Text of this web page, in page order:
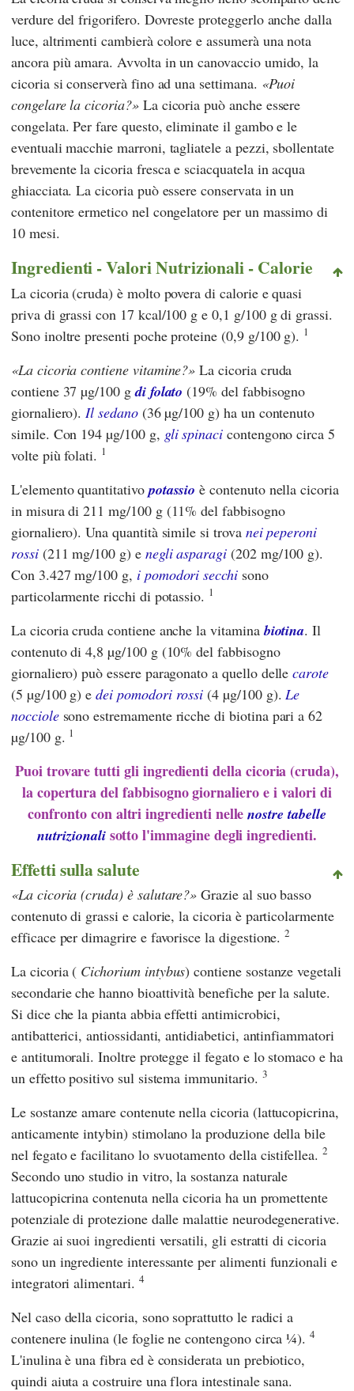
verdure del frigorifero. Dovreste proteggerlo anche dalla
luce, altrimenti cambierà colore e assumerà una nota
ancora più amara. Avvolta in un canovaccio umido, la
cicoria si conserverà fino ad una settimana.
Puoi
congelare la cicoria? La cicoria può anche essere
congelata. Per fare questo, eliminate il gambo e le
eventuali macchie marroni, tagliatele a pezzi, sbollentate
brevemente la cicoria fresca e sciacquatela in acqua
ghiacciata. La cicoria può essere conservata in un
contenitore ermetico nel congelatore per un massimo di
10 mesi.
Ingredienti - Valori Nutrizionali - Calorie
La cicoria (cruda) è molto povera di calorie e quasi
priva di grassi con 17 kcal/100 g e 0,1 g/100 g di grassi.
Sono inoltre presenti poche proteine (0,9 g/100 g). 1
La cicoria contiene vitamine? La cicoria cruda
contiene 37 µg/100 gdi folato (19% del fabbisogno
giornaliero). Il sedano(36 µg/100 g) ha un contenuto
simile. Con 194 µg/100 g, gli spinaci contengono circa 5
volte più folati. 1
L'elemento quantitativopotassio è contenuto nella cicoria
in misura di 211 mg/100 g (11% del fabbisogno
giornaliero). Una quantità simile si trova nei peperoni
rossi(211 mg/100 g) e negli asparagi (202 mg/100 g).
Con 3.427 mg/100 g, i pomodori secchi sono
particolarmente ricchi di potassio. 1
La cicoria cruda contiene anche la vitaminabiotina. Il
contenuto di 4,8 µg/100 g (10% del fabbisogno
giornaliero) può essere paragonato a quello dellecarote
(5 µg/100 g) edei pomodori rossi (4 µg/100 g). Le
nocciolesono estremamente ricche di biotina pari a 62
µg/100 g. 1
Puoi trovare tutti gli ingredienti della cicoria (cruda),
la copertura del fabbisogno giornaliero e i valori di
confronto con altri ingredienti nellenostre tabelle
nutrizionalisotto l'immagine degli ingredienti.
Effetti sulla salute
La cicoria (cruda) è salutare? Grazie al suo basso
contenuto di grassi e calorie, la cicoria è particolarmente
efficace per dimagrire e favorisce la digestione.2
La cicoria ( Cichorium intybus) contiene sostanze vegetali
secondarie che hanno bioattività benefiche per la salute.
Si dice che la pianta abbia effetti antimicrobici,
antibatterici, antiossidanti, antidiabetici, antinfiammatori
e antitumorali. Inoltre protegge il fegato e lo stomaco e ha
un effetto positivo sul sistema immunitario. 3
Le sostanze amare contenute nella cicoria (lattucopicrina,
anticamente intybin) stimolano la produzione della bile
nel fegato e facilitano lo svuotamento della cistifellea. 2
Secondo uno studio in vitro, la sostanza naturale
lattucopicrina contenuta nella cicoria ha un promettente
potenziale di protezione dalle malattie neurodegenerative.
Grazie ai suoi ingredienti versatili, gli estratti di cicoria
sono un ingrediente interessante per alimenti funzionali e
integratori alimentari. 4
Nel caso della cicoria, sono soprattutto le radici a
contenere inulina (le foglie ne contengono circa ¼).4
L'inulina è una fibra ed è considerata un prebiotico,
quindi aiuta a costruire una flora intestinale sana.